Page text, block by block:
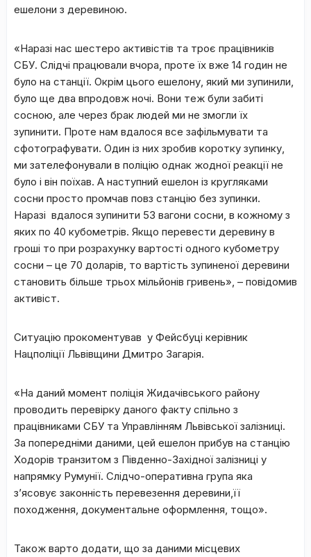
ешелони з деревиною.
«Наразі нас шестеро активістів та троє працівників
СБУ. Слідчі працювали вчора, проте їх вже 14 годин не
було на станції. Окрім цього ешелону, який ми зупинили,
було ще два впродовж ночі. Вони теж були забиті
сосною, але через брак людей ми не змогли їх
зупинити. Проте нам вдалося все зафільмувати та
сфотографувати. Один із них зробив коротку зупинку,
ми зателефонували в поліцію однак жодної реакції не
було і він поїхав. А наступний ешелон із кругляками
сосни просто промчав повз станцію без зупинки.
Наразі вдалося зупинити 53 вагони сосни, в кожному з
яких по 40 кубометрів. Якщо перевести деревину в
гроші то при розрахунку вартості одного кубометру
сосни – це 70 доларів, то вартість зупиненої деревини
становить більше трьох мільйонів гривень», – повідомив
активіст.
Ситуацію прокоментував у Фейсбуці керівник
Нацполіції Львівщини Дмитро Загарія.
«На даний момент поліція Жидачівського району
проводить перевірку даного факту спільно з
працівниками СБУ та Управлінням Львівської залізниці.
За попередніми даними, цей ешелон прибув на станцію
Ходорів транзитом з Південно-Західної залізниці у
напрямку Румунії. Слідчо-оперативна група яка
з’ясовує законність перевезення деревини,її
походження, документальне оформлення, тощо».
Також варто додати, що за даними місцевих